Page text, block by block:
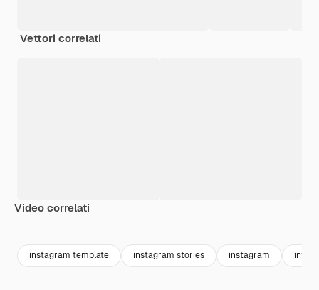
Vettori correlati
Video correlati
instagram template instagram stories instagram